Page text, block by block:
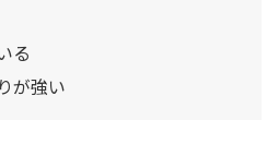
る
が強い